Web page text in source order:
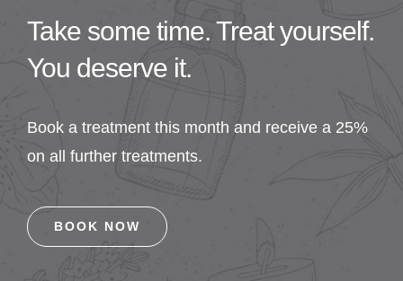
Take some time. Treat yourself.
You deserve it.
Book a treatment this month and receive a 25%
on all further treatments.
BOOK NOW